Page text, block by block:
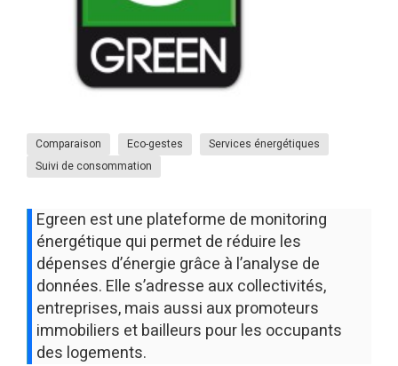
Comparaison Eco-gestes
Services énergétiques
Suivi de consommation
Egreen est une plateforme de monitoring
énergétique qui permet de réduire les
dépenses d’énergie grâce à l’analyse de
données. Elle s’adresse aux collectivités,
entreprises, mais aussi aux promoteurs
immobiliers et bailleurs pour les occupants
des logements.